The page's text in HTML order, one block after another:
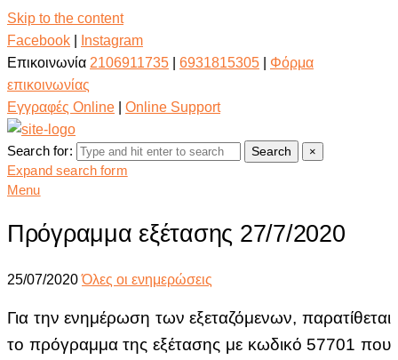
Skip to the content
Facebook
Instagram
Επικοινωνία 2106911735 6931815305
Φόρμα
επικοινωνίας
Εγγραφές Online
Online Support
Search for: Search ×
Expand search form
Menu
Πρόγραμμα εξέτασης 27/7/2020
25/07/2020 Όλες οι ενημερώσεις
Για την ενημέρωση των εξεταζόμενων, παρατίθεται
το πρόγραμμα της εξέτασης με κωδικό 57701 που